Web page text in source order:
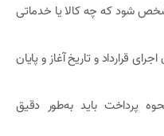
شود که چه کالا یا خدماتی
قرارداد و تاریخ آغاز و پایان
پرداخت باید به‌طور دقیق